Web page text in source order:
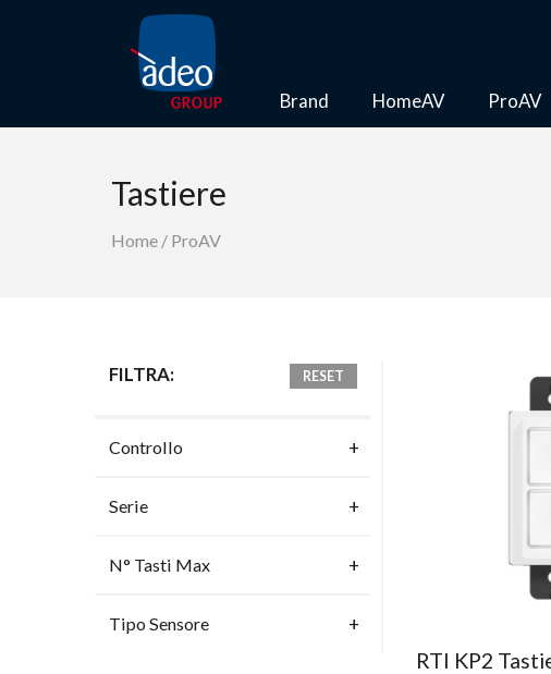
Brand HomeAV ProAV
Tastiere
Home / ProAV
FILTRA: RESET
Controllo
Serie
N° Tasti Max
Tipo Sensore
RTI KP2